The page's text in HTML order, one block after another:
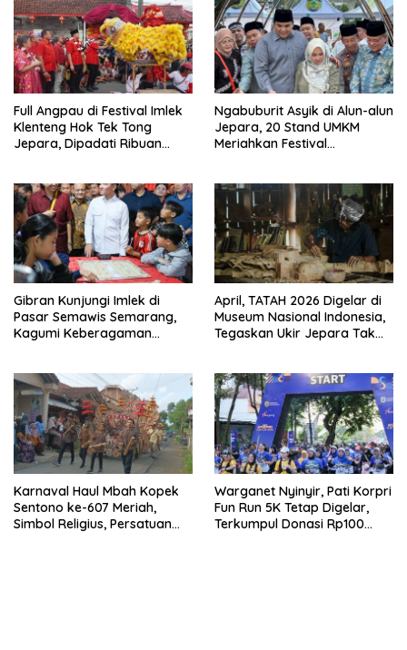
Full Angpau di Festival Imlek
Klenteng Hok Tek Tong
Jepara, Dipadati Ribuan
Ngabuburit Asyik di Alun-alun
Jepara, 20 Stand UMKM
Meriahkan Festival
Gibran Kunjungi Imlek di
Pasar Semawis Semarang,
Kagumi Keberagaman
April, TATAH 2026 Digelar di
Museum Nasional Indonesia,
Tegaskan Ukir Jepara Tak
Karnaval Haul Mbah Kopek
Sentono ke-607 Meriah,
Simbol Religius, Persatuan
Warganet Nyinyir, Pati Korpri
Fun Run 5K Tetap Digelar,
Terkumpul Donasi Rp100